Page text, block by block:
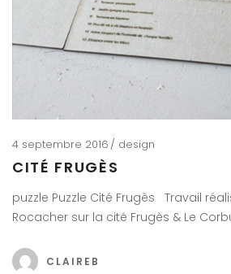
4 septembre 2016 design
CITÉ FRUGÈS
puzzle Puzzle Cité Frugès Travail
Rocacher sur la cité Frugès & Le
CLAIREB